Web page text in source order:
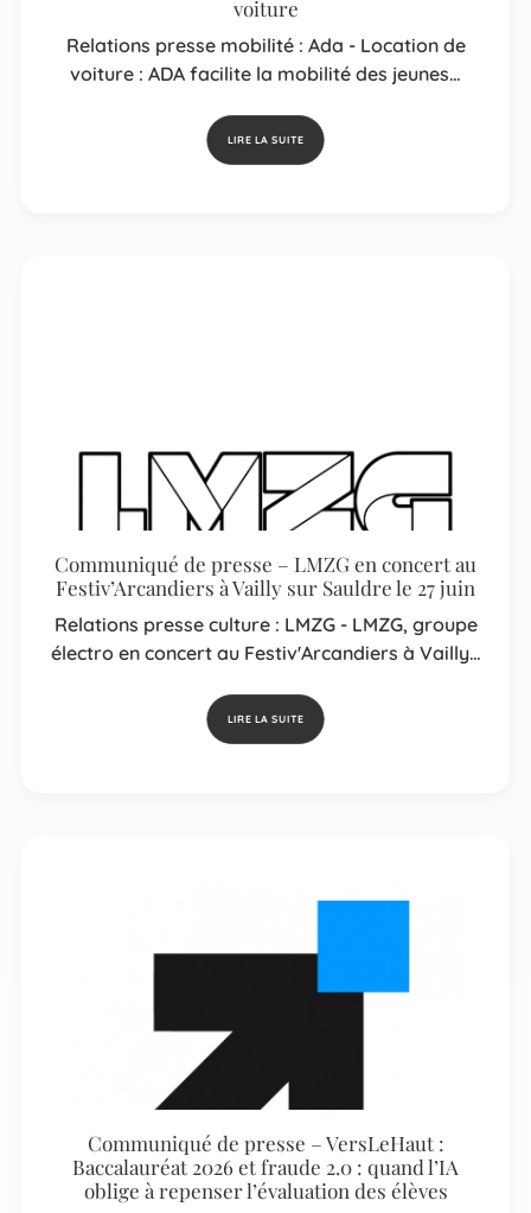
voiture
Relations presse mobilité : Ada - Location de
voiture : ADA facilite la mobilité des jeunes…
LIRE LA SUITE
Communiqué de presse – LMZG en concert au
Festiv’Arcandiers à Vailly sur Sauldre le 27 juin
Relations presse culture : LMZG - LMZG, groupe
électro en concert au Festiv'Arcandiers à Vailly…
LIRE LA SUITE
Communiqué de presse – VersLeHaut :
Baccalauréat 2026 et fraude 2.0 : quand l’IA
oblige à repenser l’évaluation des élèves